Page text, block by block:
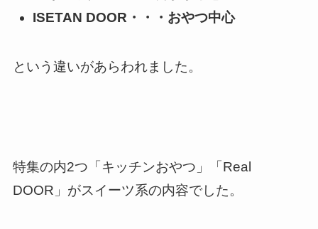
ISETAN DOOR・・・おやつ中心
という違いがあらわれました。
特集の内2つ「キッチンおやつ」「Real
DOOR」がスイーツ系の内容でした。